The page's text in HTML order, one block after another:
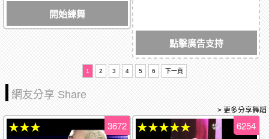
開始練舞
點擊廣告支持
1 2 3 4 5 6 下一頁
網友分享 Share
> 更多分享舞蹈
3672
★★★ 6254
★★★★★